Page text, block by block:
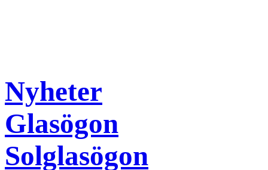
Nyheter
Glasögon
Solglasögon